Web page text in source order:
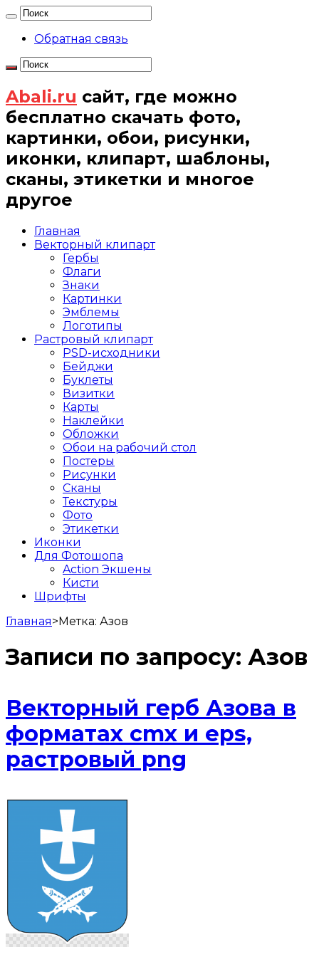
Обратная связь
Abali.ru сайт, где можно
бесплатно скачать фото,
картинки, обои, рисунки,
иконки, клипарт, шаблоны,
сканы, этикетки и многое
другое
Главная
Векторный клипарт
Гербы
Флаги
Знаки
Картинки
Эмблемы
Логотипы
Растровый клипарт
PSD-исходники
Бейджи
Буклеты
Визитки
Карты
Наклейки
Обложки
Обои на рабочий стол
Постеры
Рисунки
Сканы
Текстуры
Фото
Этикетки
Иконки
Для Фотошопа
Action Экшены
Кисти
Шрифты
Главная>Метка: Азов
Записи по запросу: Азов
Векторный герб Азова в
форматах cmx и eps,
растровый png